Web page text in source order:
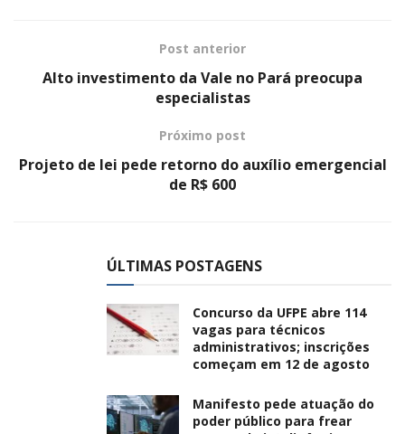
Post anterior
Alto investimento da Vale no Pará preocupa
especialistas
Próximo post
Projeto de lei pede retorno do auxílio emergencial
de R$ 600
ÚLTIMAS POSTAGENS
Concurso da UFPE abre 114
vagas para técnicos
administrativos; inscrições
começam em 12 de agosto
Manifesto pede atuação do
poder público para frear